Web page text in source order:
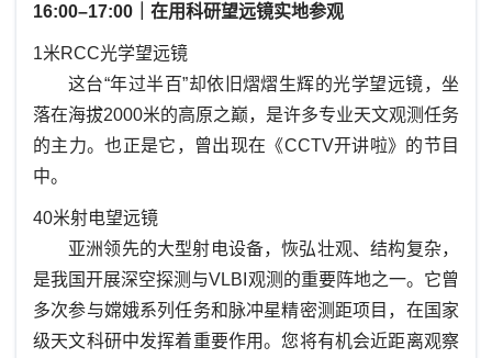
16:00–17:00｜在用科研望远镜实地参观
1米RCC光学望远镜
这台“年过半百”却依旧熠熠生辉的光学望远镜，坐
落在海拔2000米的高原之巅，是许多专业天文观测任务
的主力。也正是它，曾出现在《CCTV开讲啦》的节目
中。
40米射电望远镜
亚洲领先的大型射电设备，恢弘壮观、结构复杂，
是我国开展深空探测与VLBI观测的重要阵地之一。它曾
多次参与嫦娥系列任务和脉冲星精密测距项目，在国家
级天文科研中发挥着重要作用。您将有机会近距离观察